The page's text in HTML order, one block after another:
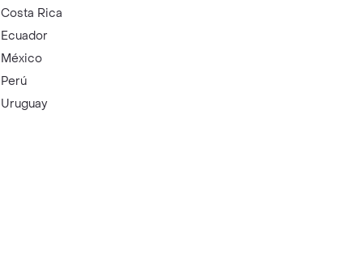
Costa Rica
Ecuador
México
Perú
Uruguay